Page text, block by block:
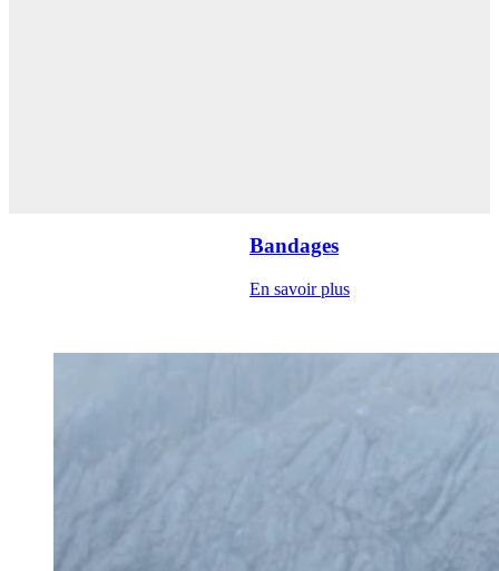
Bandages
En savoir plus